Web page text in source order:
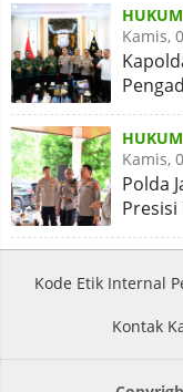
Kamis,
Antar
Kamis,
Polda
Presisi
Floor
Kode Etik Internal
Kontak